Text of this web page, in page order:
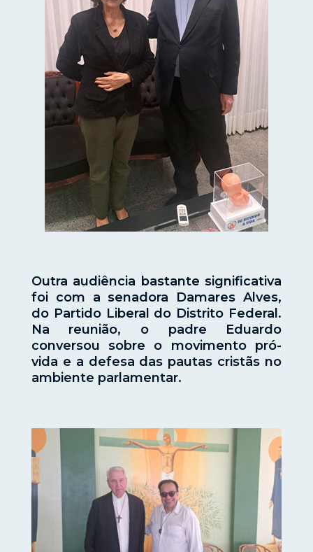
Outra audiência bastante significativa
foi com a senadora Damares Alves,
do Partido Liberal do Distrito Federal.
Na reunião, o padre Eduardo
conversou sobre o movimento pró-
vida e a defesa das pautas cristãs no
ambiente parlamentar.